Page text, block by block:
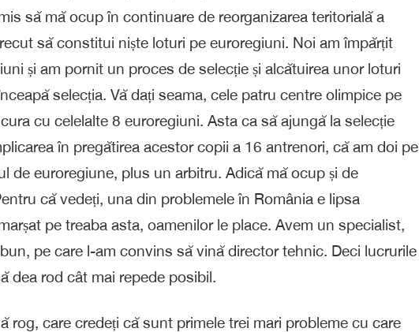
să mă ocup în continuare de reorganizarea teritorială a
să constitui niște loturi pe euroregiuni. Noi am împărțit
și am pornit un proces de selecție și alcătuirea unor loturi
selecția. Vă dați seama, cele patru centre olimpice pe
cu celelalte 8 euroregiuni. Asta ca să ajungă la selecție
în pregătirea acestor copii a 16 antrenori, că am doi pe
de euroregiune, plus un arbitru. Adică mă ocup și de
că vedeți, una din problemele în România e lipsa
pe treaba asta, oamenilor le place. Avem un specialist,
pe care l-am convins să vină director tehnic. Deci lucrurile
dea rod cât mai repede posibil.
rog, care credeți că sunt primele trei mari probleme cu care